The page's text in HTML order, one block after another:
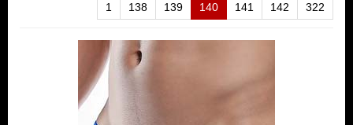
1 138 139 140 141 142 322